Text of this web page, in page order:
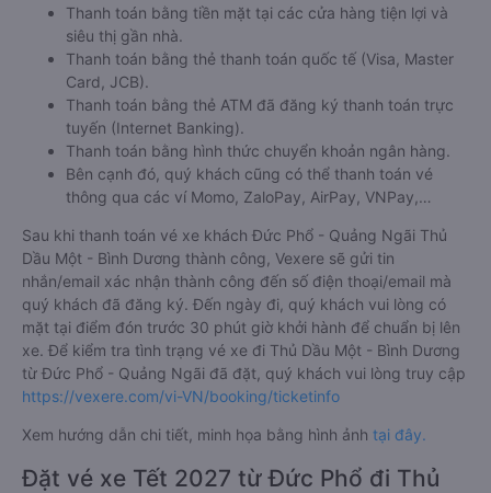
Thanh toán bằng tiền mặt tại các cửa hàng tiện lợi và
siêu thị gần nhà.
Thanh toán bằng thẻ thanh toán quốc tế (Visa, Master
Card, JCB).
Thanh toán bằng thẻ ATM đã đăng ký thanh toán trực
tuyến (Internet Banking).
Thanh toán bằng hình thức chuyển khoản ngân hàng.
Bên cạnh đó, quý khách cũng có thể thanh toán vé
thông qua các ví Momo, ZaloPay, AirPay, VNPay,…
Sau khi thanh toán vé xe khách Đức Phổ - Quảng Ngãi Thủ
Dầu Một - Bình Dương thành công, Vexere sẽ gửi tin
nhắn/email xác nhận thành công đến số điện thoại/email mà
quý khách đã đăng ký. Đến ngày đi, quý khách vui lòng có
mặt tại điểm đón trước 30 phút giờ khởi hành để chuẩn bị lên
xe. Để kiểm tra tình trạng vé xe đi Thủ Dầu Một - Bình Dương
từ Đức Phổ - Quảng Ngãi đã đặt, quý khách vui lòng truy cập
https://vexere.com/vi-VN/booking/ticketinfo
Xem hướng dẫn chi tiết, minh họa bằng hình ảnh tại đây.
Đặt vé xe Tết 2027 từ Đức Phổ đi Thủ